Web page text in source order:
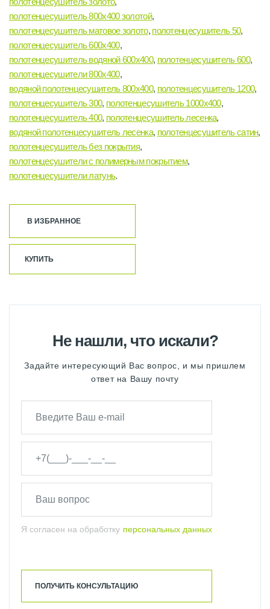
полотенцесушитель 800х400 золотой,
полотенцесушитель матовое золото, полотенцесушитель 50,
полотенцесушитель 600х400,
полотенцесушитель водяной 600х400, полотенцесушитель 600,
полотенцесушители 800х400,
водяной полотенцесушитель 800х400, полотенцесушитель 1200,
полотенцесушитель 300, полотенцесушитель 1000х400,
полотенцесушитель 400, полотенцесушитель лесенка,
водяной полотенцесушитель лесенка, полотенцесушитель сатин,
полотенцесушитель без покрытия,
полотенцесушители с полимерным покрытием,
полотенцесушители латунь.
В ИЗБРАННОЕ
КУПИТЬ
Не нашли, что искали?
Задайте интересующий Вас вопрос, и мы пришлем
ответ на Вашу почту
Я согласен на обработку персональных данных
ПОЛУЧИТЬ КОНСУЛЬТАЦИЮ